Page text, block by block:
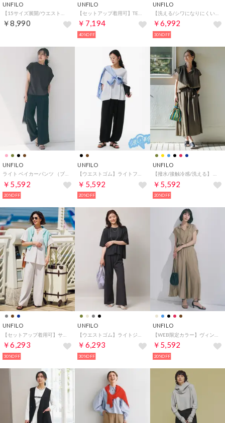
UNFILO
￥8,990
UNFILO
￥7,194
40%OFF
UNFILO
￥6,992
30%OFF
UNFILO
￥5,592
20%OFF
UNFILO
￥5,592
20%OFF
UNFILO
￥5,592
20%OFF
UNFILO
￥6,293
30%OFF
UNFILO
￥6,293
30%OFF
UNFILO
￥5,592
20%OFF